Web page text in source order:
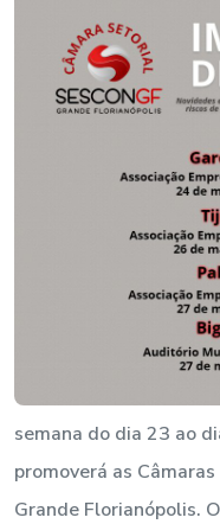
semana do dia 23 ao
promoverá as
Grande Florianópolis.